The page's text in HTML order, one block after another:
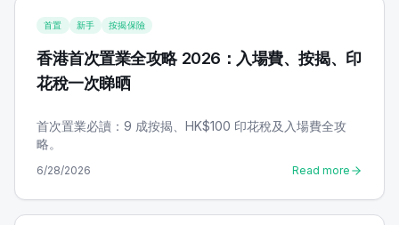
首置 新手 按揭保險
香港首次置業全攻略 2026：入場費、按揭、印
花稅一次睇晒
首次置業必讀：9 成按揭、HK$100 印花稅及入場費全攻
略。
6/28/2026 Read more